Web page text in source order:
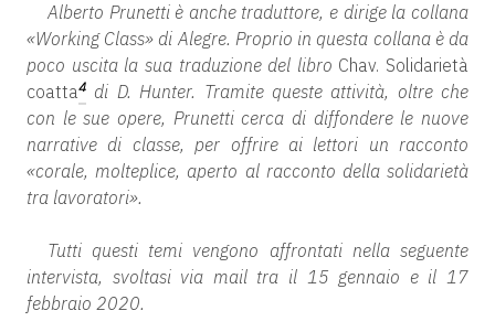
Alberto Prunetti è anche traduttore, e dirige la collana
«Working Class» di Alegre. Proprio in questa collana è da
poco uscita la sua traduzione del libro Chav. Solidarietà
coatta4 di D. Hunter. Tramite queste attività, oltre che
con le sue opere, Prunetti cerca di diffondere le nuove
narrative di classe, per offrire ai lettori un racconto
«corale, molteplice, aperto al racconto della solidarietà
tra lavoratori».
Tutti questi temi vengono affrontati nella seguente
intervista, svoltasi via mail tra il 15 gennaio e il 17
febbraio 2020.